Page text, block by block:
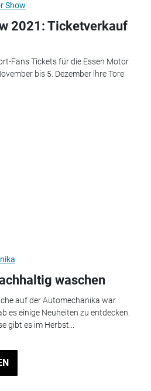
Show
2021: Ticketverkauf
Fans Tickets für die Essen Motor
bis 5. Dezember ihre Tore
waschen
auf der Automechanika war
es einige Neuheiten zu entdecken.
gibt es im Herbst...